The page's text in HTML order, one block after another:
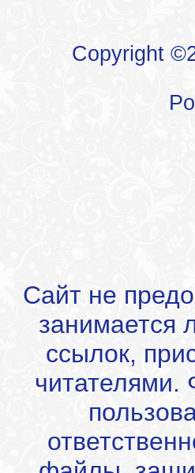
Copyright
Сайт не
занимается
ссылок,
читателями.